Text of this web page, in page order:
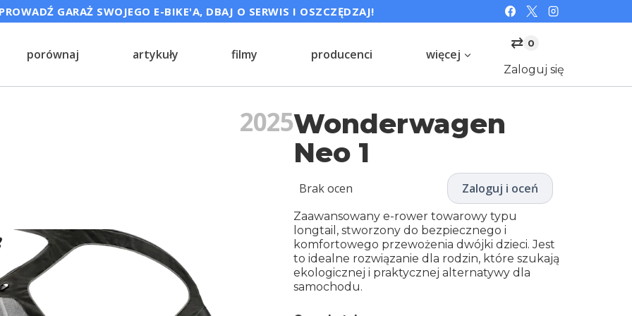
GARAŻ SWOJEGO E-BIKE'A, DBAJ O SERWIS I OSZCZĘDZAJ!
porównaj artykuły filmy producenci więcej
⇄ 0
Zaloguj się
2025Wonderwagen
Neo 1
Brak ocen Zaloguj i oceń
Zaawansowany e-rower towarowy typu
longtail, stworzony do bezpiecznego i
komfortowego przewożenia dwójki dzieci. Jest
to idealne rozwiązanie dla rodzin, które szukają
ekologicznej i praktycznej alternatywy dla
samochodu.